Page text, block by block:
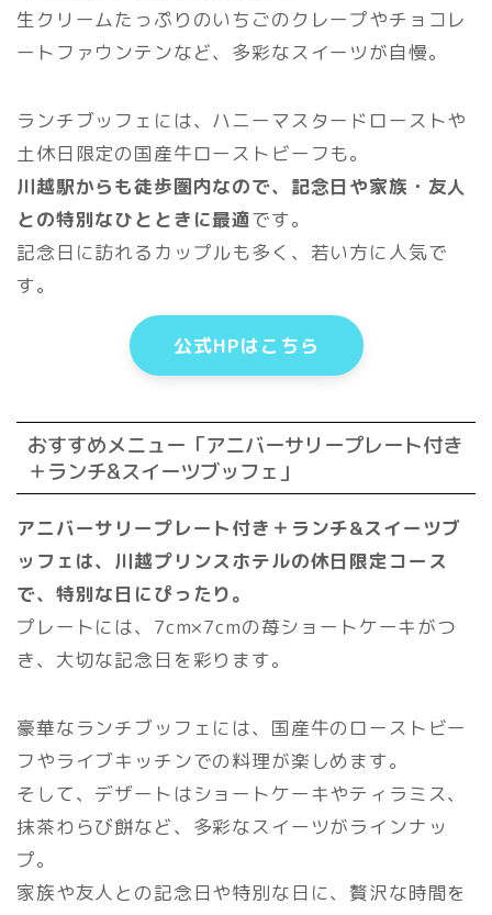
生クリームたっぷりのいちごのクレープやチョコレ
ートファウンテンなど、多彩なスイーツが自慢。
ランチブッフェには、ハニーマスタードローストや
土休日限定の国産牛ローストビーフも。
川越駅からも徒歩圏内なので、記念日や家族・友人
との特別なひとときに最適です。
記念日に訪れるカップルも多く、若い方に人気で
す。
公式HPはこちら
おすすめメニュー「アニバーサリープレート付き
＋ランチ&スイーツブッフェ」
アニバーサリープレート付き＋ランチ&スイーツブ
ッフェは、川越プリンスホテルの休日限定コース
で、特別な日にぴったり。
プレートには、7cm×7cmの苺ショートケーキがつ
き、大切な記念日を彩ります。
豪華なランチブッフェには、国産牛のローストビー
フやライブキッチンでの料理が楽しめます。
そして、デザートはショートケーキやティラミス、
抹茶わらび餅など、多彩なスイーツがラインナッ
プ。
家族や友人との記念日や特別な日に、贅沢な時間を